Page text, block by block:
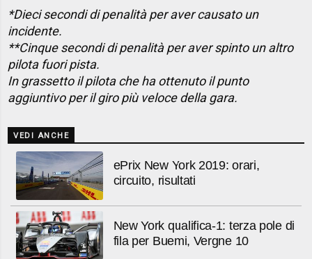
*Dieci secondi di penalità per aver causato un
incidente.
**Cinque secondi di penalità per aver spinto un altro
pilota fuori pista.
In grassetto il pilota che ha ottenuto il punto
aggiuntivo per il giro più veloce della gara.
VEDI ANCHE
ePrix New York 2019: orari,
circuito, risultati
New York qualifica-1: terza pole di
fila per Buemi, Vergne 10